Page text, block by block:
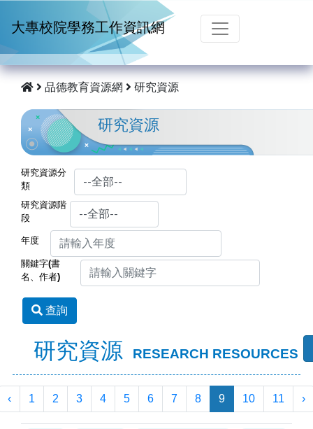
大專校院學務工作資訊網
品德教育資源網 研究資源
研究資源
研究資源分
類
研究資源階
段
年度
關鍵字(書
名、作者)
查詢
研究資源 RESEARCH RESOURCES
‹ 1 2 3 4 5 6 7 8 9 10 11 ›